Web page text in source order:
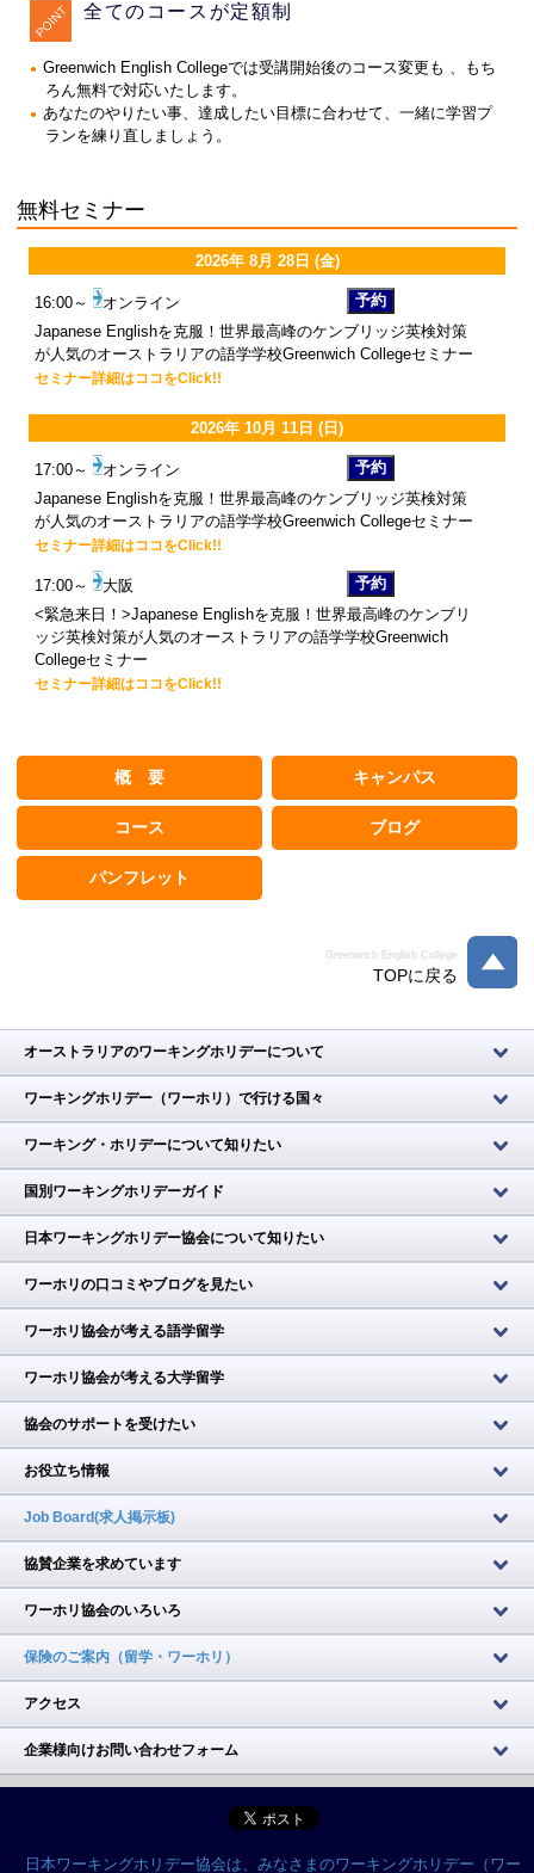
全てのコースが定額制
Greenwich English Collegeでは受講開始後のコース変更も 、もち
ろん無料で対応いたします。
あなたのやりたい事、達成したい目標に合わせて、一緒に学習プ
ランを練り直しましょう。
無料セミナー
2026年 8月 28日 (金)
16:00～ オンライン
Japanese Englishを克服！世界最高峰のケンブリッジ英検対策
が人気のオーストラリアの語学学校Greenwich Collegeセミナー
セミナー詳細はココをClick!!
2026年 10月 11日 (日)
17:00～ オンライン
Japanese Englishを克服！世界最高峰のケンブリッジ英検対策
が人気のオーストラリアの語学学校Greenwich Collegeセミナー
セミナー詳細はココをClick!!
17:00～ 大阪
<緊急来日！>Japanese Englishを克服！世界最高峰のケンブリ
ッジ英検対策が人気のオーストラリアの語学学校Greenwich
Collegeセミナー
セミナー詳細はココをClick!!
概 要 キャンパス
コース ブログ
パンフレット
Greenwich English College
TOPに戻る
オーストラリアのワーキングホリデーについて
ワーキングホリデー（ワーホリ）で行ける国々
ワーキング・ホリデーについて知りたい
国別ワーキングホリデーガイド
日本ワーキングホリデー協会について知りたい
ワーホリの口コミやブログを見たい
ワーホリ協会が考える語学留学
ワーホリ協会が考える大学留学
協会のサポートを受けたい
お役立ち情報
Job Board(求人掲示板)
協賛企業を求めています
ワーホリ協会のいろいろ
保険のご案内（留学・ワーホリ）
アクセス
企業様向けお問い合わせフォーム
日本ワーキングホリデー協会は、みなさまのワーキングホリデー（ワー